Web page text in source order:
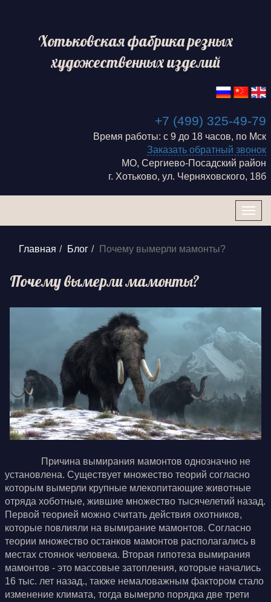
Хотьковская фабрика резных
художественных изделий
+7 (499) 325-49-79
Время работы: с 9 до 18 часов, по Мск
Заказать обратный звонок
МО, Сергиево-Посадский район
г. Хотьково, ул. Черняховского, 18б
Главная Блог Почему вымерли мамонты?
Почему вымерли мамонты?
Причина вымирания мамонтов однозначно не
установлена. Существует множество теорий согласно
которым вымерли крупные млекопитающие животные
отряда хоботные, жившие множество тысячелетий назад.
Первой теорией можно считать действия охотников,
которые повлияли на вымирание мамонтов. Согласно
теории множество останков мамонтов располагались в
местах стоянок человека. Вторая гипотеза вымирания
мамонтов - это массовые затопления, которые начались
16 тыс. лет назад., также немаловажным фактором стало
изменение климата, тогда вымерло порядка две трети